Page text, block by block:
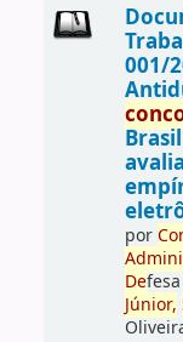
001/
por
Defesa
Júnior,